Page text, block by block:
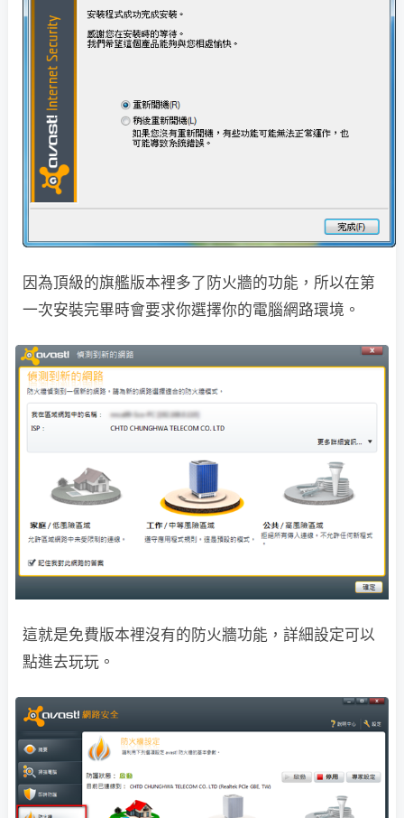
因為頂級的旗艦版本裡多了防火牆的功能，所以在第
一次安裝完畢時會要求你選擇你的電腦網路環境。
這就是免費版本裡沒有的防火牆功能，詳細設定可以
點進去玩玩。